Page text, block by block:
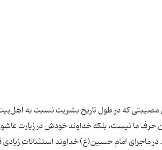
که در طول تاریخ بشریت نسبت به
ما نیست، بلکه خداوند خودش در زیارت
ماجرای امام حسین(ع) خداوند استثنائات زیادی